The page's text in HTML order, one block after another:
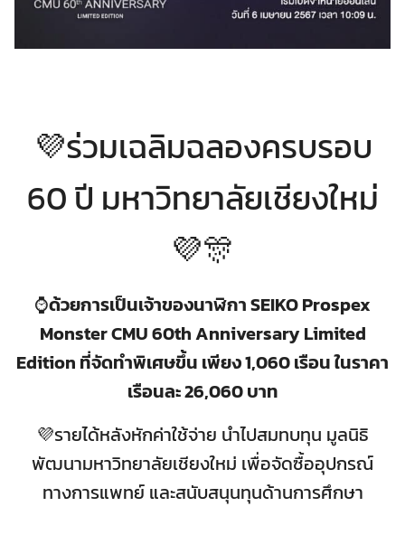
💜ร่วมเฉลิมฉลองครบรอบ
60 ปี มหาวิทยาลัยเชียงใหม่
💜🎊
⌚ด้วยการเป็นเจ้าของนาฬิกา SEIKO Prospex
Monster CMU 60th Anniversary Limited
Edition ที่จัดทำพิเศษขึ้น เพียง 1,060 เรือน ในราคา
เรือนละ 26,060 บาท
💜รายได้หลังหักค่าใช้จ่าย นำไปสมทบทุน มูลนิธิ
พัฒนามหาวิทยาลัยเชียงใหม่ เพื่อจัดซื้ออุปกรณ์
ทางการแพทย์ และสนับสนุนทุนด้านการศึกษา